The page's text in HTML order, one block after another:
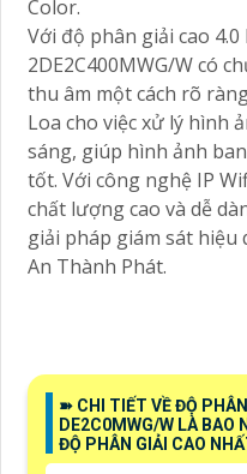
Color.
Với độ phân giải cao 4.0
2DE2C400MWG/W có
thu âm một cách rõ
Loa cho việc xử lý hình
sáng, giúp hình ảnh
tốt. Với công nghệ IP
chất lượng cao và dễ
giải pháp giám sát hiệu
An Thành Phát.
➽ CHI TIẾT VỀ ĐỘ
DE2C0MWG/W LÀ BAO
ĐỘ PHÂN GIẢI CAO